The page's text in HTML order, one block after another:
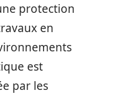
protection
en
est
par les